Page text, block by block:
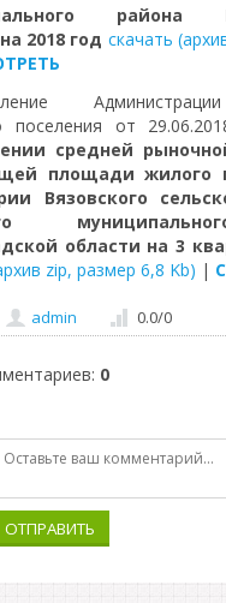
района
2018 год скачать
поселения от
средней
площади жилого
Вязовского
области на 3
zip, размер 6,8 Kb) |
admin 0.0/0
: 0
ОТПРАВИТЬ